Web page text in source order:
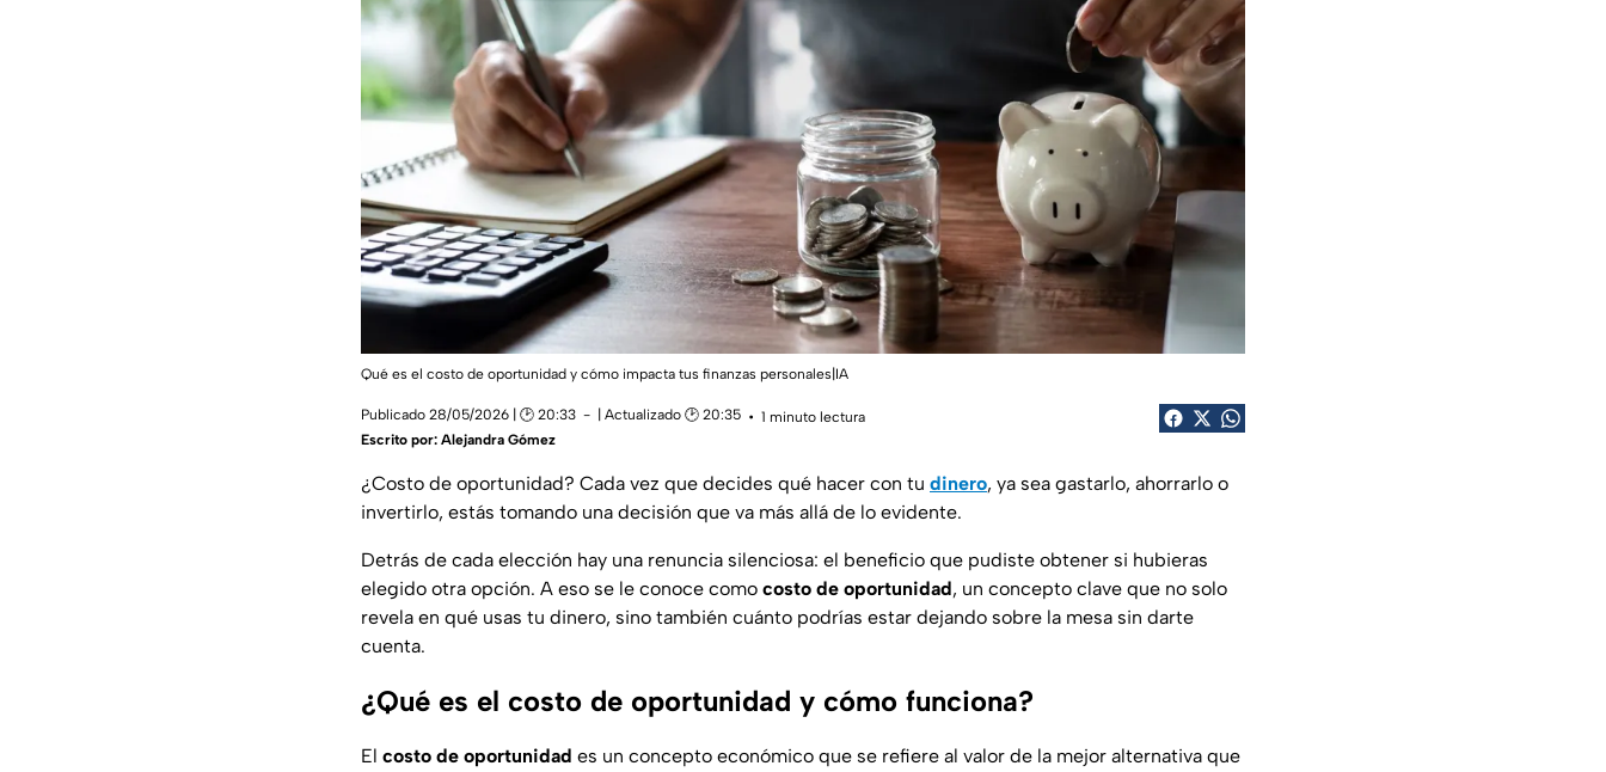
Qué es el costo de oportunidad y cómo impacta tus finanzas personales|IA
Publicado 28/05/2026 | 🕑 20:33 | Actualizado 🕑 20:35
1 minuto lectura
Escrito por: Alejandra Gómez
¿Costo de oportunidad? Cada vez que decides qué hacer con tu dinero, ya sea gastarlo, ahorrarlo o
invertirlo, estás tomando una decisión que va más allá de lo evidente.
Detrás de cada elección hay una renuncia silenciosa: el beneficio que pudiste obtener si hubieras
elegido otra opción. A eso se le conoce como costo de oportunidad, un concepto clave que no solo
revela en qué usas tu dinero, sino también cuánto podrías estar dejando sobre la mesa sin darte
cuenta.
¿Qué es el costo de oportunidad y cómo funciona?
El costo de oportunidad es un concepto económico que se refiere al valor de la mejor alternativa que